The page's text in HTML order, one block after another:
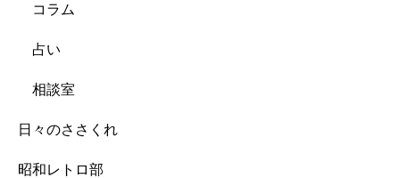
コラム
占い
相談室
日々のささくれ
昭和レトロ部